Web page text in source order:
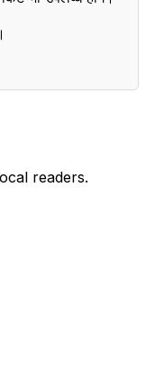
readers.